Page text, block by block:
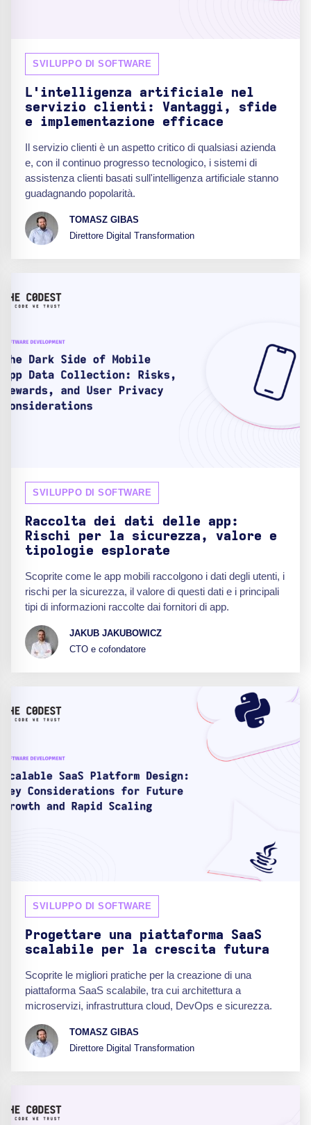
SVILUPPO DI SOFTWARE
L'intelligenza artificiale nel
servizio clienti: Vantaggi, sfide
e implementazione efficace
Il servizio clienti è un aspetto critico di qualsiasi azienda
e, con il continuo progresso tecnologico, i sistemi di
assistenza clienti basati sull'intelligenza artificiale stanno
guadagnando popolarità.
TOMASZ GIBAS
Direttore Digital Transformation
SVILUPPO DI SOFTWARE
Raccolta dei dati delle app:
Rischi per la sicurezza, valore e
tipologie esplorate
Scoprite come le app mobili raccolgono i dati degli utenti, i
rischi per la sicurezza, il valore di questi dati e i principali
tipi di informazioni raccolte dai fornitori di app.
JAKUB JAKUBOWICZ
CTO e cofondatore
SVILUPPO DI SOFTWARE
Progettare una piattaforma SaaS
scalabile per la crescita futura
Scoprite le migliori pratiche per la creazione di una
piattaforma SaaS scalabile, tra cui architettura a
microservizi, infrastruttura cloud, DevOps e sicurezza.
TOMASZ GIBAS
Direttore Digital Transformation